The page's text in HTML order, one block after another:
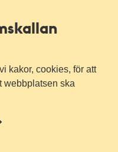
kakor, cookies, för att
webbplatsen ska